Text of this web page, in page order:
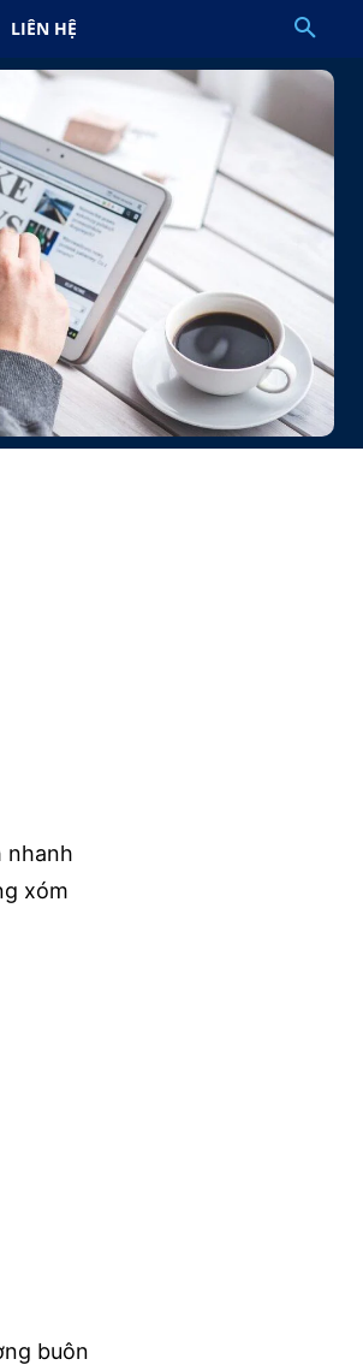
LIÊN HỆ
nhanh
xóm
buôn